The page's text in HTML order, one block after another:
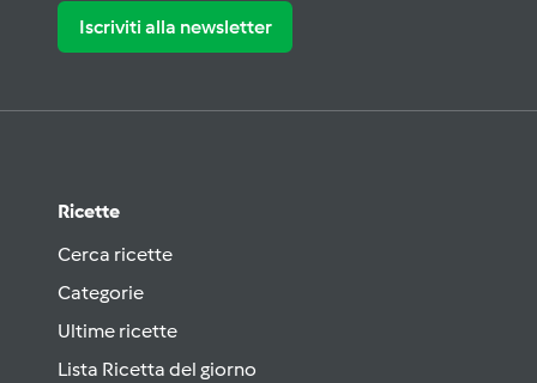
Iscriviti alla newsletter
Ricette
Cerca ricette
Categorie
Ultime ricette
Lista Ricetta del giorno